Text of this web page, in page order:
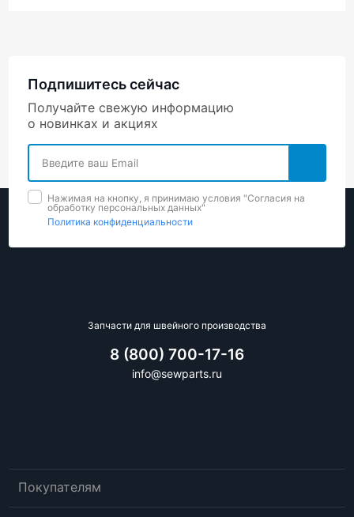
Подпишитесь сейчас
Получайте свежую информацию
о новинках и акциях
Нажимая на кнопку, я принимаю условия "Cогласия на
обработку персональных данных"
Политика конфиденциальности
Запчасти для швейного производства
Покупателям
8 (800) 700-17-16
info@sewparts.ru